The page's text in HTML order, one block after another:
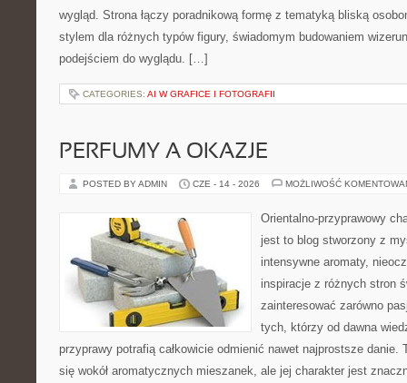
wygląd. Strona łączy poradnikową formę z tematyką bliską
stylem dla różnych typów figury, świadomym budowaniem
podejściem do wyglądu. […]
CATEGORIES: AI W GRAFICE I FOTOGRAFII
PERFUMY A OKAZJE
POSTED BY ADMIN CZE - 14 - 2026 MOŻLIWOŚĆ
Orientalno-przyprawowy
jest to blog stworzony z
intensywne aromaty,
inspiracje z różnych stron
zainteresować zarówno
tych, którzy od dawna
przyprawy potrafią całkowicie odmienić nawet najprostsze danie.
się wokół aromatycznych mieszanek, ale jej charakter jest